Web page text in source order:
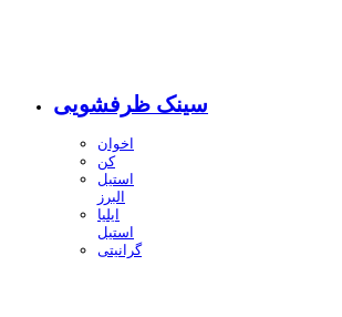
سینک ظرفشویی
اخوان
کن
استیل
البرز
ایلیا
استیل
گرانیتی